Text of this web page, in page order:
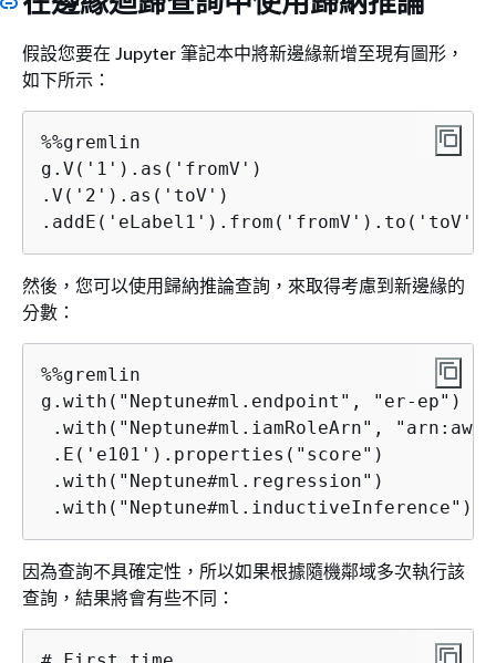
假設您要在 Jupyter 筆記本中將新邊緣新增至現有圖形，
如下所示：
%%gremlin
g.V('1').as('fromV')
.V('2').as('toV')
然後，您可以使用歸納推論查詢，來取得考慮到新邊緣的
分數：
%%gremlin
g.with("Neptune#ml.endpoint", "er-ep")
.with("Neptune#ml.iamRoleArn",
.E('e101').properties("score")
.with("Neptune#ml.regression")
.with("Neptune#ml.inductiveInference")
因為查詢不具確定性，所以如果根據隨機鄰域多次執行該
查詢，結果將會有些不同：